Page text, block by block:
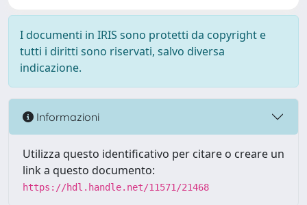
I documenti in IRIS sono protetti da copyright e
tutti i diritti sono riservati, salvo diversa
indicazione.
Informazioni
Utilizza questo identificativo per citare o creare un
link a questo documento:
https://hdl.handle.net/11571/21468